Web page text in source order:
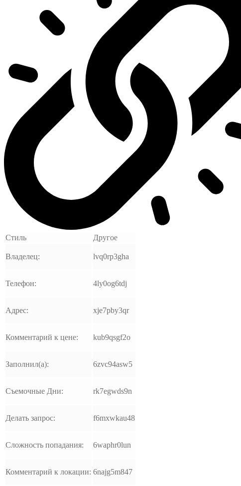
Стиль
Другое
Владелец: lvq0rp3gha
Телефон: 4ly0og6tdj
Адрес: xje7pby3qr
Комментарий к цене: kub9qsgf2o
Заполнил(а): 6zvc94asw5
Съемочные Дни: rk7egwds9n
Делать запрос: f6mxwkau48
Сложность попадания: 6waphr0lun
Комментарий к локации: 6najg5m847